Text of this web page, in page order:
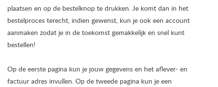
plaatsen en op de bestelknop te drukken. Je komt dan in het
bestelproces terecht, indien gewenst, kun je ook een account
aanmaken zodat je in de toekomst gemakkelijk en snel kunt
bestellen!
Op de eerste pagina kun je jouw gegevens en het aflever- en
factuur adres invullen. Op de tweede pagina kun je een